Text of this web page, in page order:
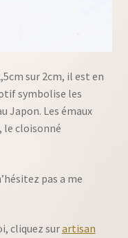
sur 2cm, il est en
symbolise les
Japon. Les émaux
le cloisonné
pas a me
cliquez surartisan